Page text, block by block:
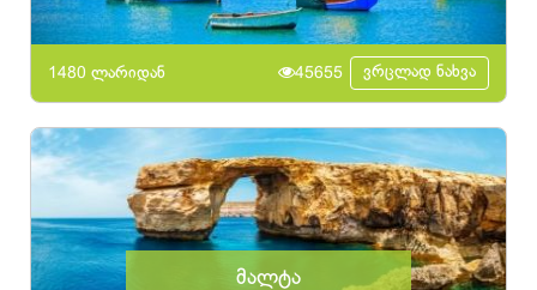
1480 ლარიდან 45655 ვრცლად ნახვა
მალტა